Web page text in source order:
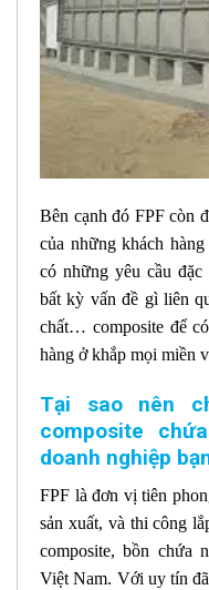
Bên cạnh đó FPF còn
của những khách
có những yêu cầu
bất kỳ vấn đề gì liên
chất… composite để
hàng ở khắp mọi miền
Tại sao nên
composite
doanh nghiệp
FPF là đơn vị tiên
sản xuất, và thi công
composite, bồn chứa
Việt Nam. Với uy tín